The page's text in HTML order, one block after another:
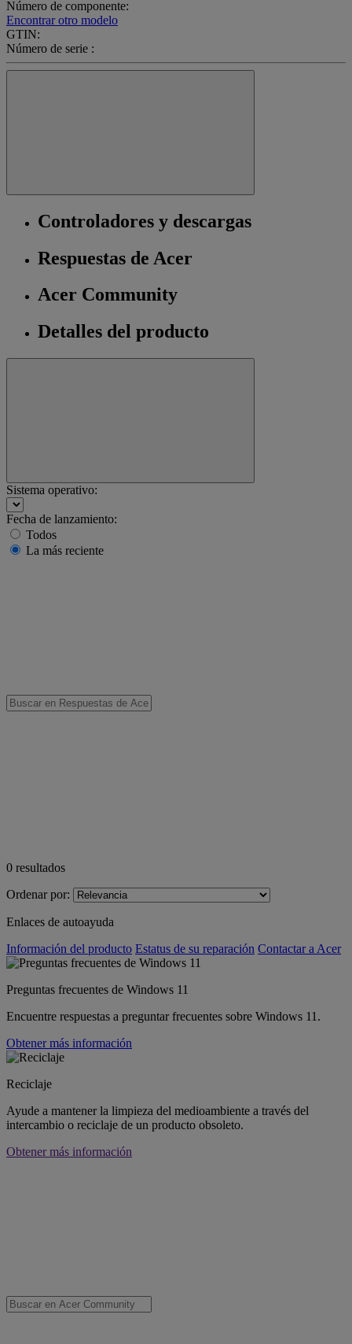
Número de componente:
Encontrar otro modelo
GTIN:
Número de serie :
Controladores y descargas
Respuestas de Acer
Acer Community
Detalles del producto
Sistema operativo:
Fecha de lanzamiento:
Todos
La más reciente
0 resultados
Ordenar por:
Enlaces de autoayuda
Información del producto Estatus de su reparación Contactar a Acer
Preguntas frecuentes de Windows 11
Encuentre respuestas a preguntar frecuentes sobre Windows 11.
Obtener más información
Reciclaje
Ayude a mantener la limpieza del medioambiente a través del
intercambio o reciclaje de un producto obsoleto.
Obtener más información